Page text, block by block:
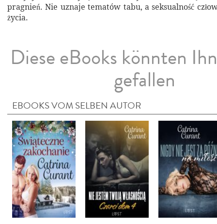
pragnień. Nie uznaje tematów tabu, a seksualność
życia.
Diese eBooks könnten
gefallen
EBOOKS VOM SELBEN AUTOR